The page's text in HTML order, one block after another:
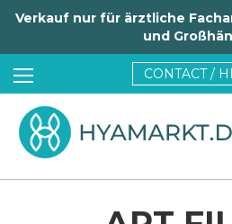
Verkauf nur für ärztliche
und
CONTACT /